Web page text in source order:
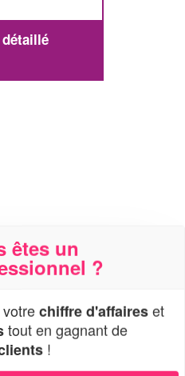
êtes un
?
chiffre d'affaireset
tout en gagnant de
!